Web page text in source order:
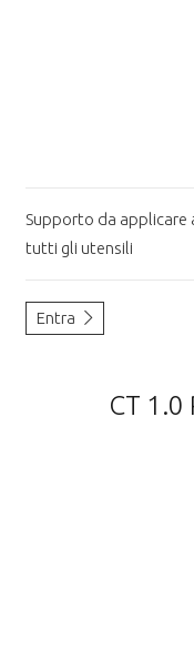
Supporto da applicare
tutti gli utensili
Entra
CT